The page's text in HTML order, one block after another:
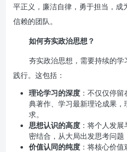
平正义，廉洁自律，勇于担当，成
信赖的团队。
如何夯实政治思想？
夯实政治思想，需要持续的
践行。这包括：
理论学习的深度 ：不仅仅停
典著作、学习最新理论成果
求。
思想认识的高度 ：将个人发
密结合，从大局出发思考问题
价值认同的纯度 ：将核心价